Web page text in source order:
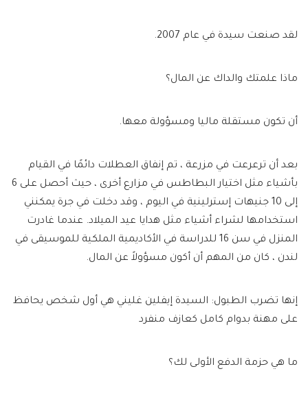
لقد صنعت سيدة في عام 2007.
ماذا علمتك والداك عن المال؟
أن تكون مستقلة ماليا ومسؤولة معها.
بعد أن ترعرعت في مزرعة ، تم إنفاق العطلات دائمًا في القيام
بأشياء مثل اختيار البطاطس في مزارع أخرى ، حيث أحصل على 6
إلى 10 جنيهات إسترلينية في اليوم ، وقد دخلت في جرة يمكنني
استخدامها لشراء أشياء مثل هدايا عيد الميلاد. عندما غادرت
المنزل في سن 16 للدراسة في الأكاديمية الملكية للموسيقى في
لندن ، كان من المهم أن أكون مسؤولاً عن المال.
إنها تضرب الطبول: السيدة إيفلين غليني هي أول شخص يحافظ
على مهنة بدوام كامل كعازف منفرد
ما هي حزمة الدفع الأولى لك؟